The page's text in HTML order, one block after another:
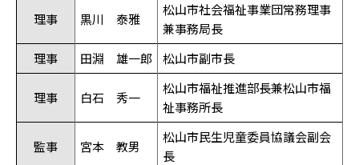
理事 黒川 泰雅
松山市社会福祉事業団常務理事
兼事務局長
理事
田淵 雄一郎 松山市副市長
理事 白石 秀一
松山市福祉推進部長兼松山市福
祉事務所長
監事 宮本 教男
松山市民生児童委員協議会副会
長